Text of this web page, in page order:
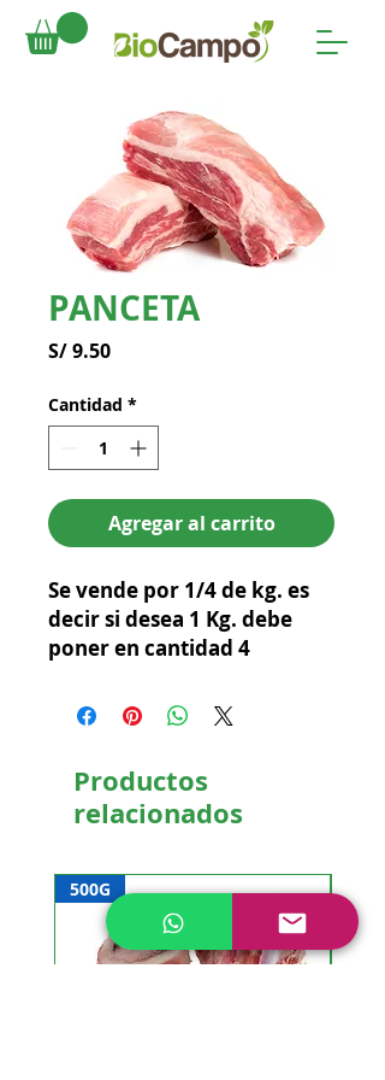
PANCETA
S/ 9.50Precio
Cantidad *
Agregar al carrito
Se vende por 1/4 de kg. es
decir si desea 1 Kg. debe
poner en cantidad 4
Productos
relacionados
500G